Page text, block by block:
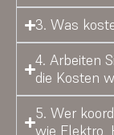
3. Was
4. Arbeiten
die Kosten
5. Wer
wie Elektro,